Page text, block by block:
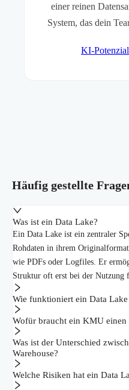
einer reinen
System, das dein
KI-
Häufig gestellte
Was ist ein Data Lake?
Ein Data Lake ist ein zentraler
Rohdaten in ihrem
wie PDFs oder Logfiles. Er
Struktur oft erst bei der Nutzung
Wie funktioniert ein Data Lake
Wofür braucht ein KMU einen
Was ist der Unterschied
Warehouse?
Welche Risiken hat ein Data